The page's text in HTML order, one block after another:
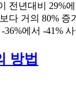
전년대비 29%
다 거의 80%
에서 -41%
방법